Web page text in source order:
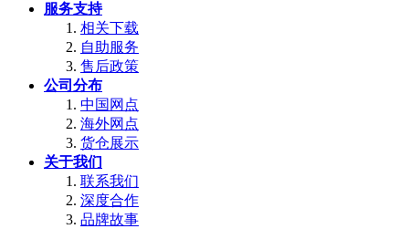
服务支持
相关下载
自助服务
售后政策
公司分布
中国网点
海外网点
货仓展示
关于我们
联系我们
深度合作
品牌故事